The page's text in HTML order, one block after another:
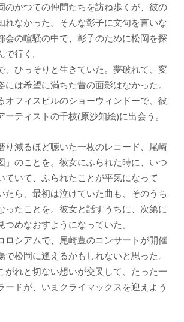
のかつての仲間たちを訪ね歩くが、彼の
れなかった。そんな彰子に文句を言いな
会の喧騒の中で、彰子のために松岡を探
行く。
、ひっそりと生きていた。夢破れて、変
は希望に満ちた昔の面影はなかった。
オフィスビルのショーウィンドーで、彼
ーティストの千枝(原沙知絵)に出会う。
り減るほど聴いた一枚のレコード、尾崎
」のことを。彼女にふられた時に、いつ
ていて、ふられたことが平気になって
たら、最初は泣けていた曲も、そのうち
ったことを。彼女と話すうちに、次第に
めなおすようになっていた。
ロシアムで、尾崎豊のコンサートが開催
で松岡に逢えるかもしれないと思った。
がれと切ない想いが交叉して、たった一
ードが、いまクライマックスを迎えよう